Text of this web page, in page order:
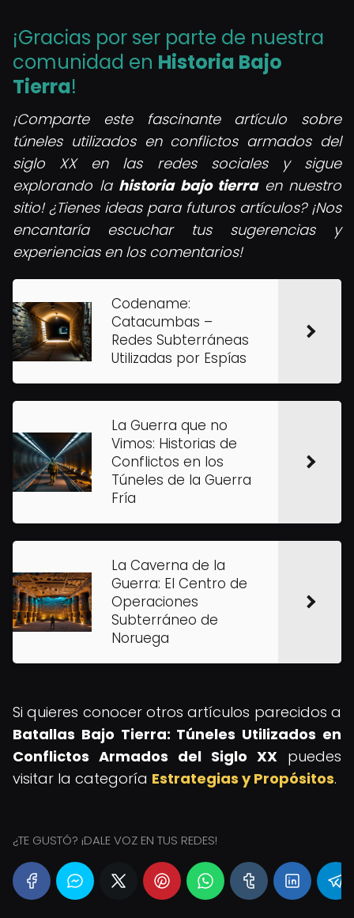
¡Gracias por ser parte de nuestra
comunidad en Historia Bajo
Tierra!
¡Comparte este fascinante artículo sobre
túneles utilizados en conflictos armados del
siglo XX en las redes sociales y sigue
explorando la historia bajo tierraen nuestro
sitio! ¿Tienes ideas para futuros artículos? ¡Nos
encantaría escuchar tus sugerencias y
experiencias en los comentarios!
Codename:
Catacumbas –
Redes Subterráneas
Utilizadas por Espías
La Guerra que no
Vimos: Historias de
Conflictos en los
Túneles de la Guerra
Fría
La Caverna de la
Guerra: El Centro de
Operaciones
Subterráneo de
Noruega
Si quieres conocer otros artículos parecidos a
Batallas Bajo Tierra: Túneles Utilizados en
Conflictos Armados del Siglo XX puedes
visitar la categoría Estrategias y Propósitos.
¿TE GUSTÓ? ¡DALE VOZ EN TUS REDES!